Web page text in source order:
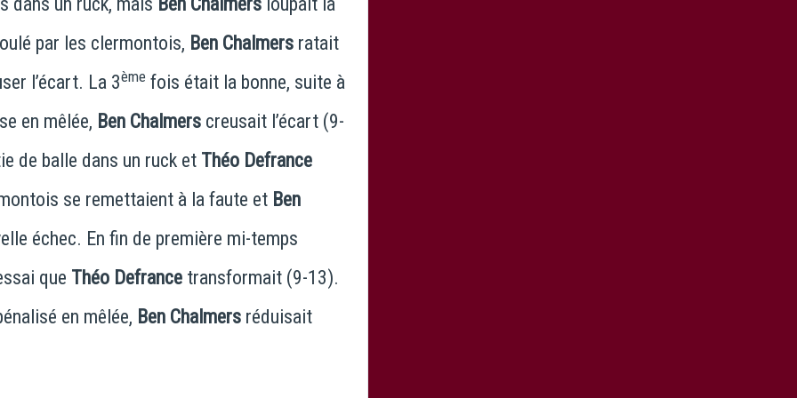
par les clermontois, Ben Chalmers ratait
l’écart. La 3ème fois était la bonne, suite à
en mêlée, Ben Chalmers creusait l’écart (9-
de balle dans un ruck et Théo Defrance
se remettaient à la faute et Ben
échec. En fin de première mi-temps
que Théo Defrance transformait (9-13).
en mêlée, Ben Chalmers réduisait